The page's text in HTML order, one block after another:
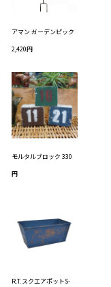
アマン ガーデンピック
2,420円
モルタルブロック 330
円
R.T.スクエアポットS-